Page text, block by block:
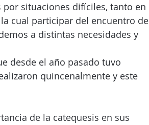
por situaciones difíciles, tanto en
cual participar del encuentro de
a distintas necesidades y
desde el año pasado tuvo
quincenalmente y este
de la catequesis en sus